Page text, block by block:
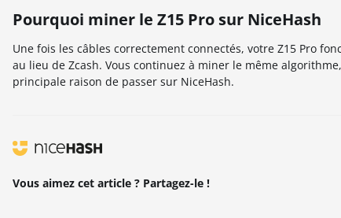
Pourquoi miner le Z15 Pro sur NiceHash
Une fois les câbles correctement connectés, votre Z15 Pro
au lieu de Zcash. Vous continuez à miner le même
principale raison de passer sur NiceHash.
Vous aimez cet article ? Partagez-le !